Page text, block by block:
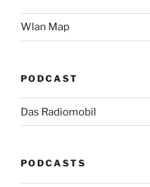
Wlan Map
PODCAST
Das Radiomobil
PODCASTS